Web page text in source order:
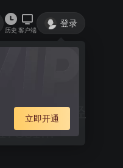
历史 客户端
登录
立即开通
用于福田轻